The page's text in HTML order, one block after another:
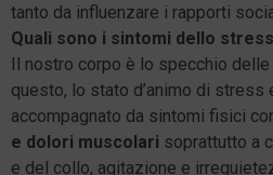
tanto da influenzare i rapporti
Quali sono i sintomi dello
Il nostro corpo è lo specchio
questo, lo stato d’animo di
accompagnato da sintomi fisici
e dolori muscolari soprattutto a
e del collo, agitazione e